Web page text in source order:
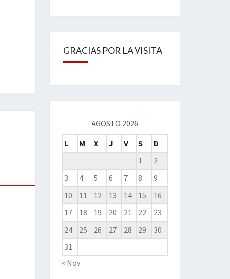
GRACIAS POR LA VISITA
AGOSTO 2026
L
M X J V S
D
1
2
3
4 5 6 7 8
9
10
11 12 13 14 15
16
17
18 19 20 21 22
23
24
25 26 27 28 29
30
31
« Nov